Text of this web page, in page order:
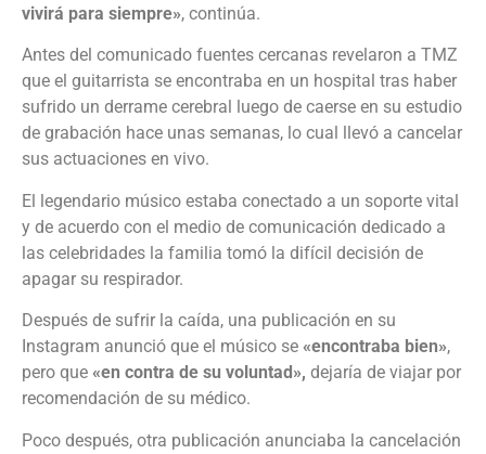
vivirá para siempre», continúa.
Antes del comunicado fuentes cercanas revelaron a TMZ
que el guitarrista se encontraba en un hospital tras haber
sufrido un derrame cerebral luego de caerse en su estudio
de grabación hace unas semanas, lo cual llevó a cancelar
sus actuaciones en vivo.
El legendario músico estaba conectado a un soporte vital
y de acuerdo con el medio de comunicación dedicado a
las celebridades la familia tomó la difícil decisión de
apagar su respirador.
Después de sufrir la caída, una publicación en su
Instagram anunció que el músico se «encontraba bien»,
pero que «en contra de su voluntad», dejaría de viajar por
recomendación de su médico.
Poco después, otra publicación anunciaba la cancelación